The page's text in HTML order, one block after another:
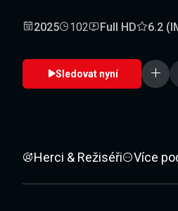
2025 102 Full HD 6.2
Sledovat nyní
Herci & Režiséři Více